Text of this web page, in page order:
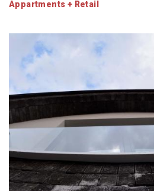
Appartments + Retail